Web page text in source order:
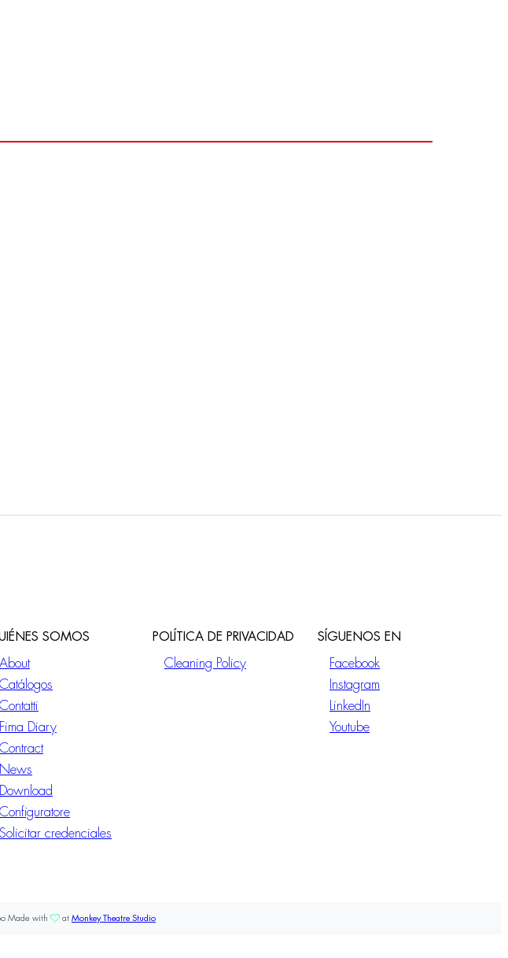
SOMOS
About
Catálogos
Contatti
Fima Diary
Contract
News
Download
Configuratore
Solicitar credenciales
POLÍTICA DE PRIVACIDAD
Cleaning Policy
SÍGUENOS EN
Facebook
Instagram
LinkedIn
Youtube
Made with at Monkey Theatre Studio